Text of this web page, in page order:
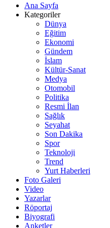
Ana Sayfa
Kategoriler
Dünya
Eğitim
Ekonomi
Gündem
İslam
Kültür-Sanat
Medya
Otomobil
Politika
Resmi İlan
Sağlık
Seyahat
Son Dakika
Spor
Teknoloji
Trend
Yurt Haberleri
Foto Galeri
Video
Yazarlar
Röportaj
Biyografi
Anketler